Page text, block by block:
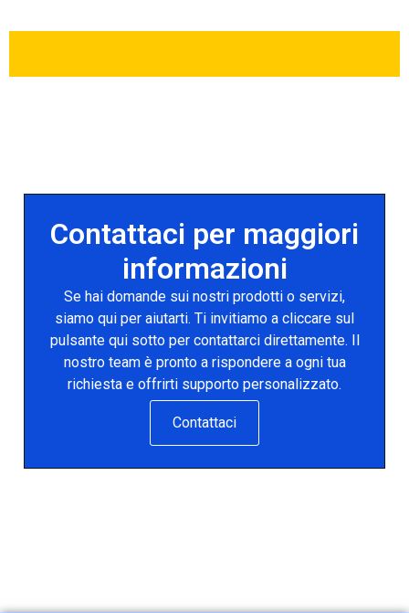
Contattaci per maggiori
informazioni
Se hai domande sui nostri prodotti o servizi,
siamo qui per aiutarti. Ti invitiamo a cliccare sul
pulsante qui sotto per contattarci direttamente. Il
nostro team è pronto a rispondere a ogni tua
richiesta e offrirti supporto personalizzato.
Contattaci